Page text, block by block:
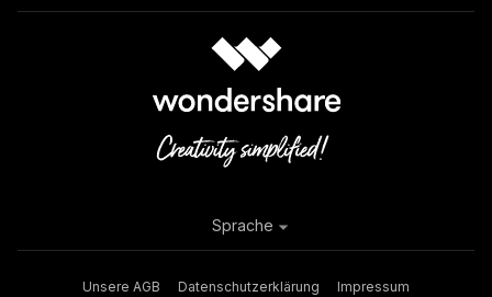
Unsere AGB Datenschutzerklärung
Impressum
Sprache